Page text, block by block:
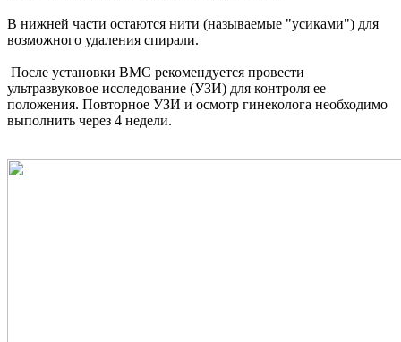
В нижней части остаются нити (называемые "усиками") для
возможного удаления спирали.
После установки ВМС рекомендуется провести
ультразвуковое исследование (УЗИ) для контроля ее
положения. Повторное УЗИ и осмотр гинеколога необходимо
выполнить через 4 недели.